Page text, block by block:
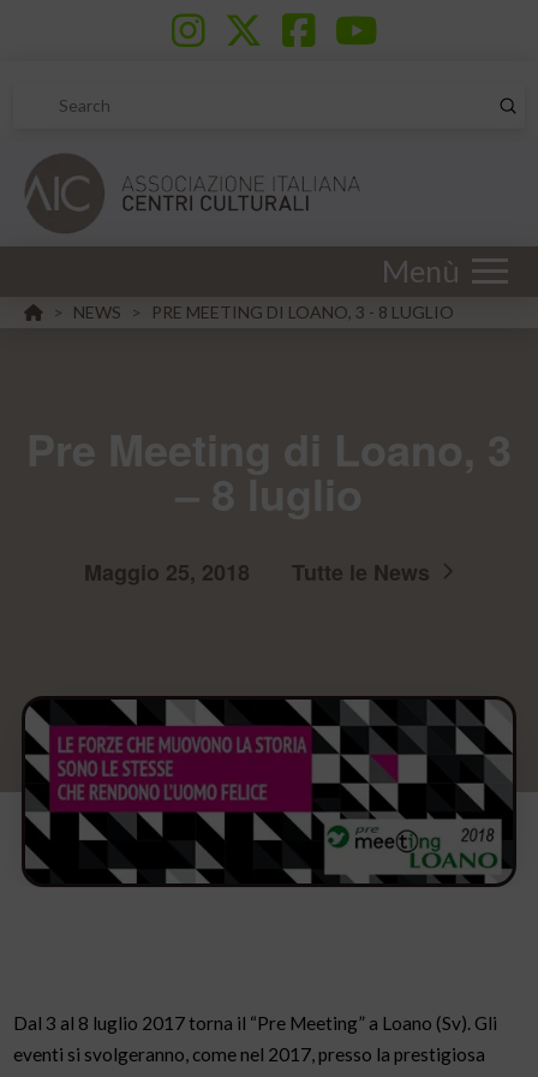
Search
Menù
HOME
> NEWS > PRE MEETING DI LOANO, 3 - 8 LUGLIO
Maggio 25, 2018 Tutte le News
Dal 3 al 8 luglio 2017 torna il “Pre Meeting” a Loano (Sv). Gli
eventi si svolgeranno, come nel 2017, presso la prestigiosa